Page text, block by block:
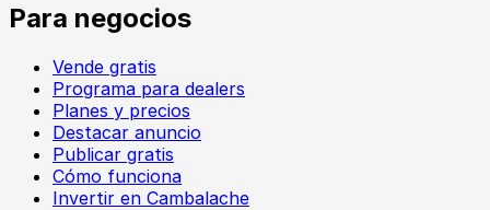
Para negocios
Vende gratis
Programa para dealers
Planes y precios
Destacar anuncio
Publicar gratis
Cómo funciona
Invertir en Cambalache